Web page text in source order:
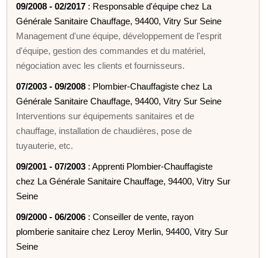
09/2008 - 02/2017 : Responsable d'équipe chez La
Générale Sanitaire Chauffage, 94400, Vitry Sur Seine
Management d'une équipe, développement de l'esprit
d'équipe, gestion des commandes et du matériel,
négociation avec les clients et fournisseurs.
07/2003 - 09/2008 : Plombier-Chauffagiste chez La
Générale Sanitaire Chauffage, 94400, Vitry Sur Seine
Interventions sur équipements sanitaires et de
chauffage, installation de chaudières, pose de
tuyauterie, etc.
09/2001 - 07/2003 : Apprenti Plombier-Chauffagiste
chez La Générale Sanitaire Chauffage, 94400, Vitry Sur
Seine
09/2000 - 06/2006 : Conseiller de vente, rayon
plomberie sanitaire chez Leroy Merlin, 94400, Vitry Sur
Seine